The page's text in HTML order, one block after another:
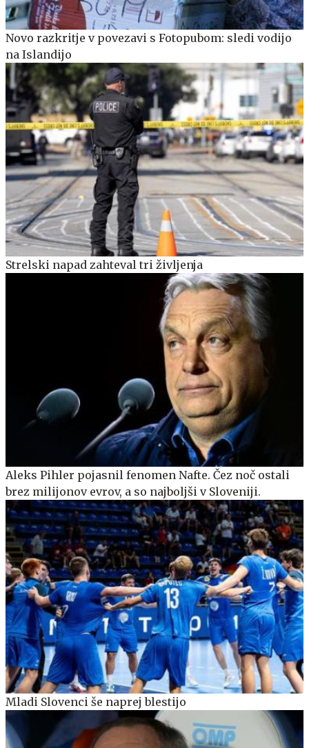
Novo razkritje v povezavi s Fotopubom: sledi vodijo
na Islandijo
Strelski napad zahteval tri življenja
Aleks Pihler pojasnil fenomen Nafte. Čez noč ostali
brez milijonov evrov, a so najboljši v Sloveniji.
Mladi Slovenci še naprej blestijo